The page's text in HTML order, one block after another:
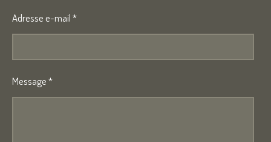
Adresse e-mail *
Message *